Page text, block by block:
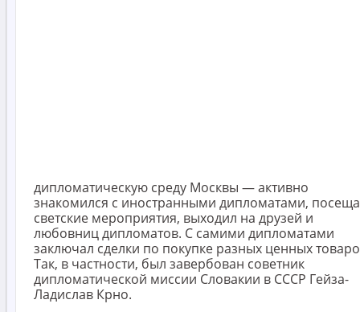
дипломатическую среду Москвы — активно
знакомился с иностранными дипломатами,
светские мероприятия, выходил на друзей и
любовниц дипломатов. С самими дипломатами
заключал сделки по покупке разных ценных
Так, в частности, был завербован советник
дипломатической миссии Словакии в СССР Гейза-
Ладислав Крно.